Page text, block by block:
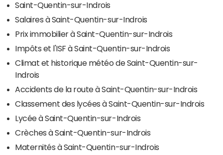
Saint-Quentin-sur-Indrois
Salaires à Saint-Quentin-sur-Indrois
Prix immobilier à Saint-Quentin-sur-Indrois
Impôts et l'ISF à Saint-Quentin-sur-Indrois
Climat et historique météo de Saint-Quentin-sur-
Indrois
Accidents de la route à Saint-Quentin-sur-Indrois
Classement des lycées à Saint-Quentin-sur-Indrois
Lycée à Saint-Quentin-sur-Indrois
Crèches à Saint-Quentin-sur-Indrois
Maternités à Saint-Quentin-sur-Indrois